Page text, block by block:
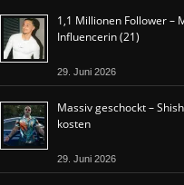
1,1 Millionen Follower –
Influencerin (21)
29. Juni 2026
Massiv geschockt –
kosten
29. Juni 2026